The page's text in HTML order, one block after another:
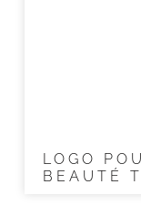
LOGO
BEAUTÉ